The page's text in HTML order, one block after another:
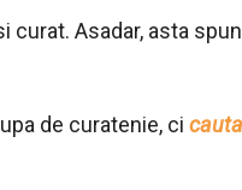
curat. Asadar, asta
de curatenie, ci